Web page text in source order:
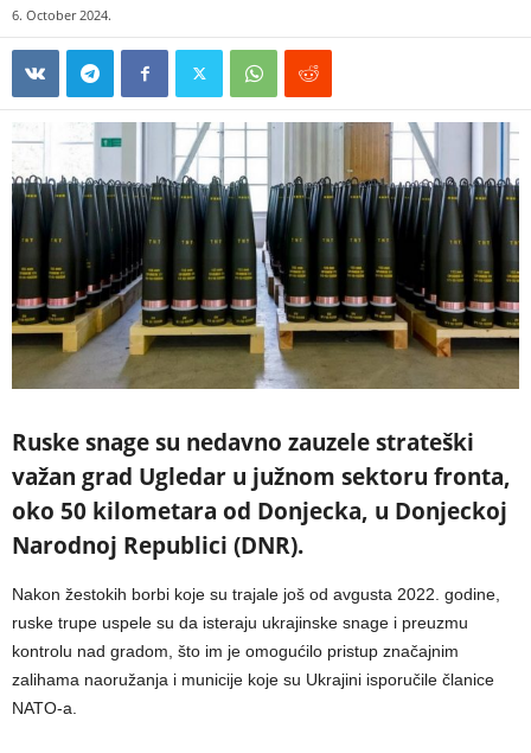
6. October 2024.
Ruske snage su nedavno zauzele strateški
važan grad Ugledar u južnom sektoru fronta,
oko 50 kilometara od Donjecka, u Donjeckoj
Narodnoj Republici (DNR).
Nakon žestokih borbi koje su trajale još od avgusta 2022. godine,
ruske trupe uspele su da isteraju ukrajinske snage i preuzmu
kontrolu nad gradom, što im je omogućilo pristup značajnim
zalihama naoružanja i municije koje su Ukrajini isporučile članice
NATO-a.